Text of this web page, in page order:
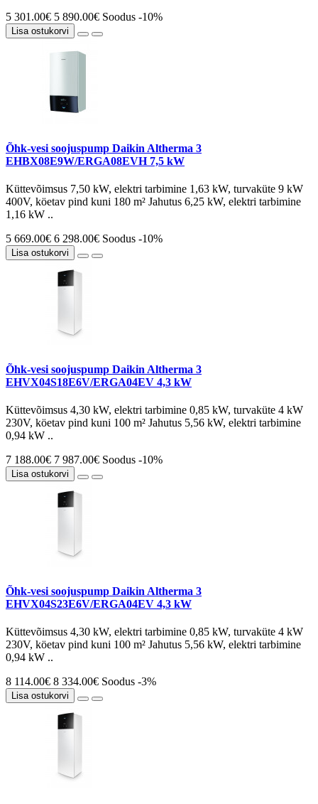
5 301.00€ 5 890.00€ Soodus -10%
Lisa ostukorvi
Õhk-vesi soojuspump Daikin Altherma 3
EHBX08E9W/ERGA08EVH 7,5 kW
Küttevõimsus 7,50 kW, elektri tarbimine 1,63 kW, turvaküte 9 kW
400V, köetav pind kuni 180 m² Jahutus 6,25 kW, elektri tarbimine
1,16 kW ..
5 669.00€ 6 298.00€ Soodus -10%
Lisa ostukorvi
Õhk-vesi soojuspump Daikin Altherma 3
EHVX04S18E6V/ERGA04EV 4,3 kW
Küttevõimsus 4,30 kW, elektri tarbimine 0,85 kW, turvaküte 4 kW
230V, köetav pind kuni 100 m² Jahutus 5,56 kW, elektri tarbimine
0,94 kW ..
7 188.00€ 7 987.00€ Soodus -10%
Lisa ostukorvi
Õhk-vesi soojuspump Daikin Altherma 3
EHVX04S23E6V/ERGA04EV 4,3 kW
Küttevõimsus 4,30 kW, elektri tarbimine 0,85 kW, turvaküte 4 kW
230V, köetav pind kuni 100 m² Jahutus 5,56 kW, elektri tarbimine
0,94 kW ..
8 114.00€ 8 334.00€ Soodus -3%
Lisa ostukorvi